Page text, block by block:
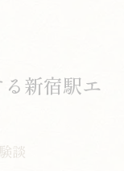
新宿駅エ
談